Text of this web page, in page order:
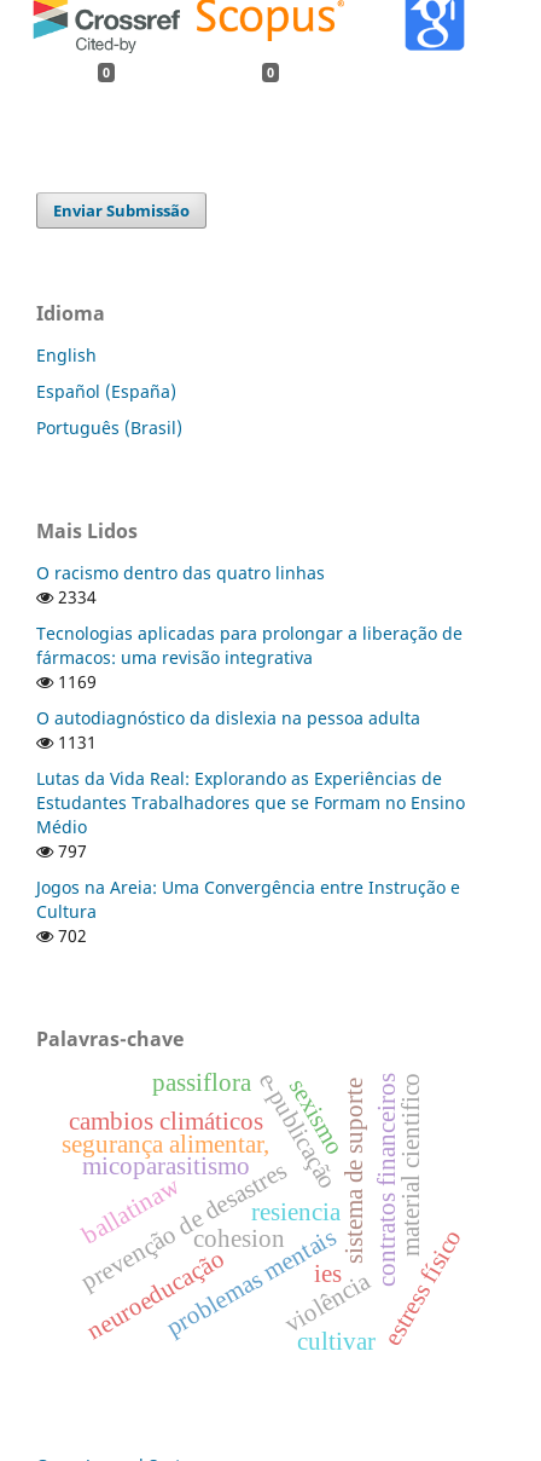
0 0
Enviar Submissão
Idioma
English
Español (España)
Português (Brasil)
Mais Lidos
O racismo dentro das quatro linhas
2334
Tecnologias aplicadas para prolongar a liberação de
fármacos: uma revisão integrativa
1169
O autodiagnóstico da dislexia na pessoa adulta
1131
Lutas da Vida Real: Explorando as Experiências de
Estudantes Trabalhadores que se Formam no Ensino
Médio
797
Jogos na Areia: Uma Convergência entre Instrução e
Cultura
702
Palavras-chave
problemas mentais
sistema de suporte
segurança alimentar,
resiencia
prevenção de desastres contratos financeiros
estress físico
violência
e-publicação
ies
cambios climáticos
cohesion
micoparasitismo
passiflora material cientifico
neuroeducação cultivar
ballatinaw
sexismo